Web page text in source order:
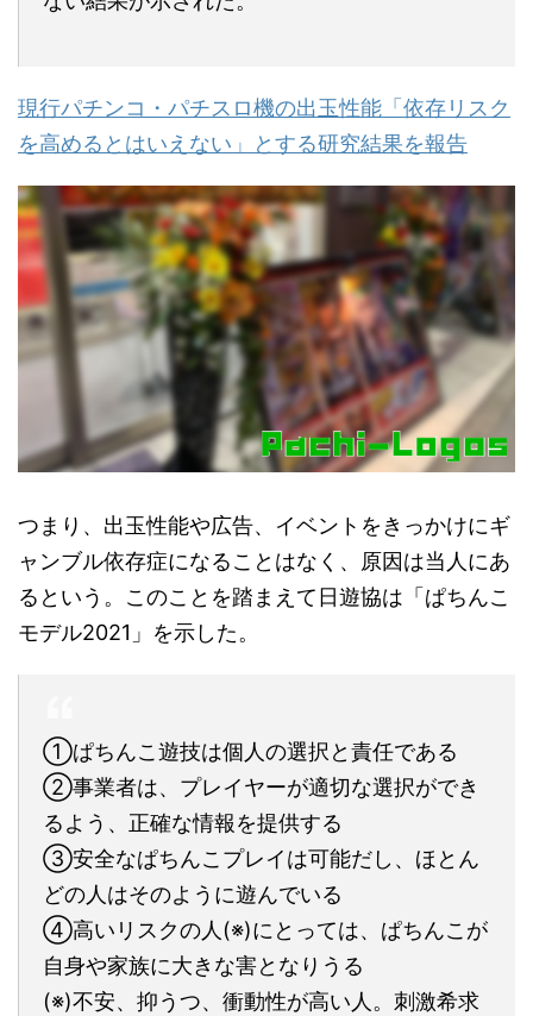
現行パチンコ・パチスロ機の出玉性能「依存リスク
を高めるとはいえない」とする研究結果を報告
つまり、出玉性能や広告、イベントをきっかけにギ
ャンブル依存症になることはなく、原因は当人にあ
るという。このことを踏まえて日遊協は「ぱちんこ
モデル2021」を示した。
①ぱちんこ遊技は個人の選択と責任である
②事業者は、プレイヤーが適切な選択ができ
るよう、正確な情報を提供する
③安全なぱちんこプレイは可能だし、ほとん
どの人はそのように遊んでいる
④高いリスクの人(※)にとっては、ぱちんこが
自身や家族に大きな害となりうる
(※)不安、抑うつ、衝動性が高い人。刺激希求